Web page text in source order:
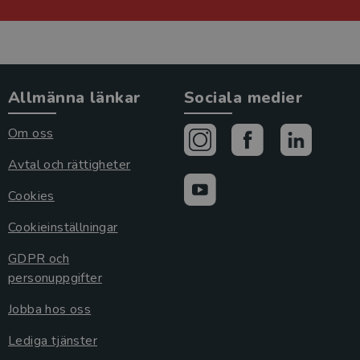
Allmänna länkar
Om oss
Avtal och rättigheter
Cookies
Cookieinställningar
GDPR och
personuppgifter
Jobba hos oss
Lediga tjänster
Sociala medier